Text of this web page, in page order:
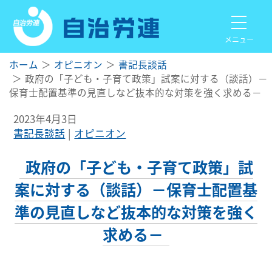
メニュー
ホーム オピニオン
書記長談話
政府の「子ども・子育て政策」試案に対する（談話）－
保育士配置基準の見直しなど抜本的な対策を強く求める－
2023年4月3日
書記長談話
オピニオン
政府の「子ども・子育て政策」試
案に対する（談話）－保育士配置基
準の見直しなど抜本的な対策を強く
求める－